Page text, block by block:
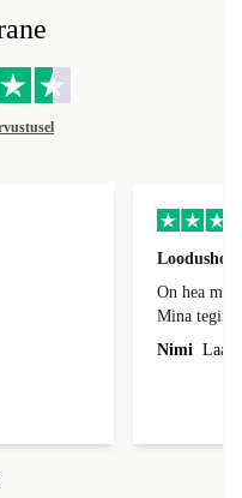
On hea
Mina tegin
kvaliteedi
Nimi Laas,